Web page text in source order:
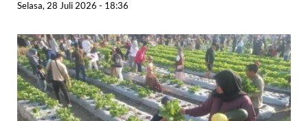
Selasa, 28 Juli 2026 - 18:36